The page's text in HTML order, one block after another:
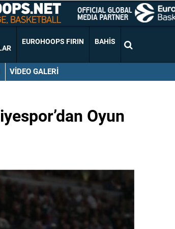
EUROHOOPS FIRIN BAHIS
VIDEO GALERI
Oyun